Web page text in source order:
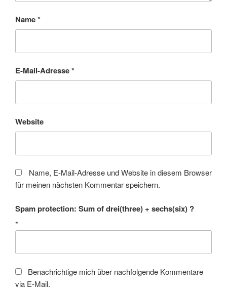
Name*
E-Mail-Adresse*
Website
Name, E-Mail-Adresse und Website in diesem Browser
für meinen nächsten Kommentar speichern.
Spam protection: Sum of drei(three) + sechs(six) ?
*
Benachrichtige mich über nachfolgende Kommentare
via E-Mail.